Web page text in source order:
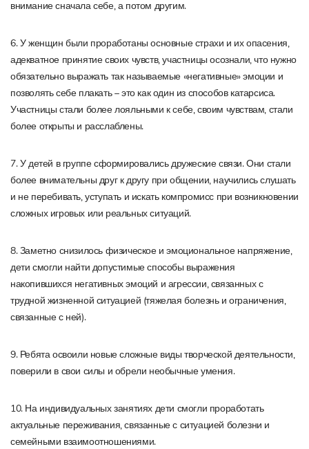
внимание сначала себе, а потом другим.
6. У женщин были проработаны основные страхи и их опасения,
адекватное принятие своих чувств, участницы осознали, что нужно
обязательно выражать так называемые «негативные» эмоции и
позволять себе плакать – это как один из способов катарсиса.
Участницы стали более лояльными к себе, своим чувствам, стали
более открыты и расслаблены.
7. У детей в группе сформировались дружеские связи. Они стали
более внимательны друг к другу при общении, научились слушать
и не перебивать, уступать и искать компромисс при возникновении
сложных игровых или реальных ситуаций.
8. Заметно снизилось физическое и эмоциональное напряжение,
дети смогли найти допустимые способы выражения
накопившихся негативных эмоций и агрессии, связанных с
трудной жизненной ситуацией (тяжелая болезнь и ограничения,
связанные с ней).
9. Ребята освоили новые сложные виды творческой деятельности,
поверили в свои силы и обрели необычные умения.
10. На индивидуальных занятиях дети смогли проработать
актуальные переживания, связанные с ситуацией болезни и
семейными взаимоотношениями.